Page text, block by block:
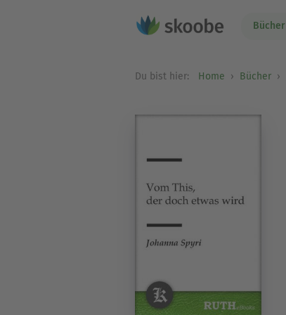
Bücher
Du bist hier: Home Bücher